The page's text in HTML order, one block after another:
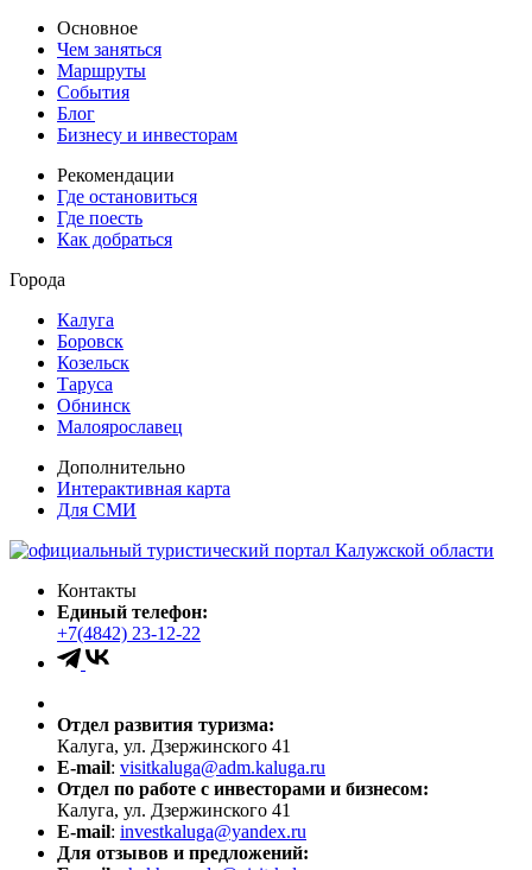
Основное
Чем заняться
Маршруты
События
Блог
Бизнесу и инвесторам
Рекомендации
Где остановиться
Где поесть
Как добраться
Города
Калуга
Боровск
Козельск
Таруса
Обнинск
Малоярославец
Дополнительно
Интерактивная карта
Для СМИ
Контакты
Единый телефон:
+7(4842) 23-12-22
Отдел развития туризма:
Калуга, ул. Дзержинского 41
E-mail: visitkaluga@adm.kaluga.ru
Отдел по работе с инвесторами и бизнесом:
Калуга, ул. Дзержинского 41
E-mail: investkaluga@yandex.ru
Для отзывов и предложений: